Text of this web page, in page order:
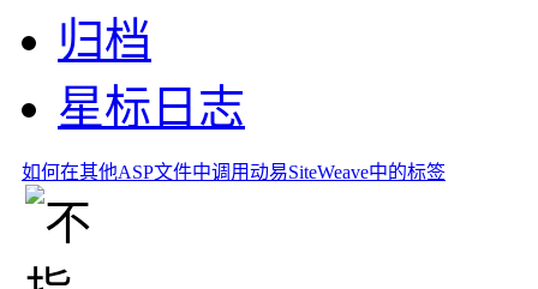
归档
星标日志
如何在其他ASP文件中调用动易SiteWeave中的标签